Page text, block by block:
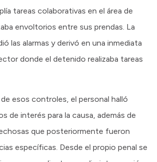
tareas colaborativas en el área de
envoltorios entre sus prendas. La
las alarmas y derivó en una inmediata
donde el detenido realizaba tareas
esos controles, el personal halló
de interés para la causa, además de
que posteriormente fueron
específicas. Desde el propio penal se